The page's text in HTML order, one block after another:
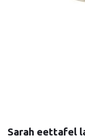
Sarah eettafel